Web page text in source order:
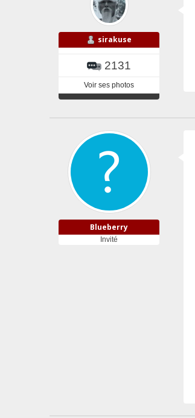
sirakuse
2131
Voir ses photos
Blueberry
Invité